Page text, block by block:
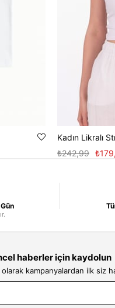
Kadın Likralı
₺242,99
haberler için kaydolun
kampanyalardan ilk siz